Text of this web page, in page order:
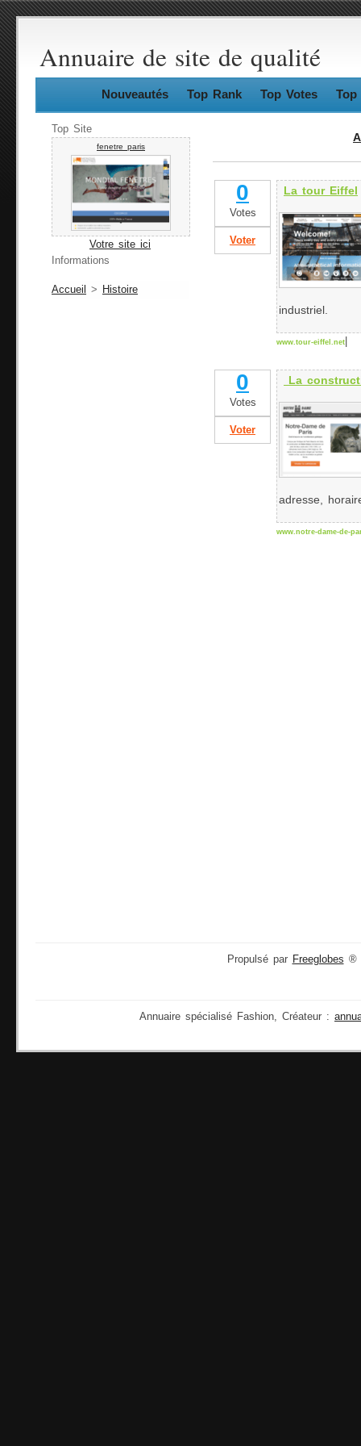
Annuaire de site de qualité
Nouveautés Top Rank Top Votes Top
Top Site
fenetre paris
Votre site ici
Informations
Accueil > Histoire
0
Votes
Voter
La tour Eiffel
industriel.
www.tour-eiffel.net
0
Votes
Voter
La
adresse,
www.notre-dame-de-
Propulsé par Freeglobes ®
Annuaire spécialisé Fashion, Créateur :